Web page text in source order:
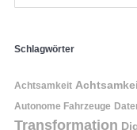
Schlagwörter
Achtsamkeit
Autonome Fahrzeuge
Transformation